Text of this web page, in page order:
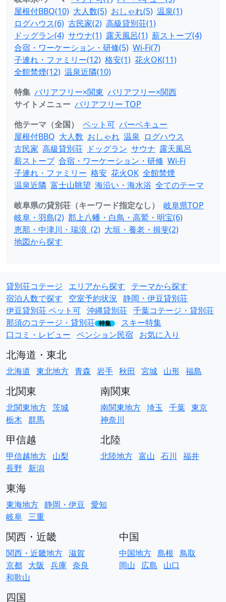
屋根付BBQ(10) 大人数(5) おしゃれ(5) 温泉(1)
ログハウス(6) 古民家(2) 高級貸別荘(1)
ドッグラン(4) サウナ(1) 露天風呂(1) 薪ストーブ(4)
合宿・ワーケーション・研修(5) Wi-Fi(7)
子連れ・ファミリー(12) 格安(1) 花火OK(11)
全館禁煙(12) 温泉近隣(10)
特集 バリアフリー×関東 バリアフリー×関西
サイトメニュー バリアフリー TOP
他テーマ（全国）
ペット可 バーベキュー
屋根付BBQ 大人数 おしゃれ 温泉 ログハウス
古民家 高級貸別荘 ドッグラン サウナ 露天風呂
薪ストーブ 合宿・ワーケーション・研修 Wi-Fi
子連れ・ファミリー 格安 花火OK 全館禁煙
温泉近隣 富士山眺望 海沿い・海水浴 全てのテーマ
岐阜県の貸別荘（キーワード指定なし）
岐阜県TOP
岐阜・羽島(2) 郡上八幡・白鳥・高鷲・明宝(6)
恵那・中津川・瑞浪 (2) 大垣・養老・揖斐(2)
地図から探す
貸別荘コテージ エリアから探す
テーマから探す
宿泊人数で探す
空室予約状況 静岡・伊豆貸別荘
伊豆貸別荘 ペット可 沖縄貸別荘 千葉コテージ・貸別荘
那須のコテージ・貸別荘 特集
スキー特集
口コミ・レビュー ペンション民宿 お気に入り
北海道・東北
北海道 東北地方 青森 岩手 秋田 宮城 山形 福島
北関東
北関東地方 茨城
栃木 群馬
南関東
南関東地方 埼玉 千葉 東京
神奈川
甲信越
甲信越地方 山梨
長野
新潟
北陸
北陸地方 富山 石川 福井
東海
東海地方 静岡・伊豆 愛知
岐阜 三重
関西・近畿
関西・近畿地方 滋賀
京都 大阪 兵庫 奈良
和歌山
中国
中国地方 島根 鳥取
岡山
広島 山口
四国